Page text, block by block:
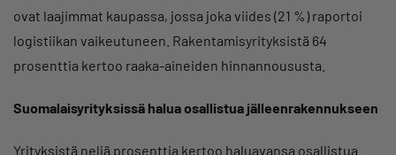
ovat laajimmat kaupassa, jossa joka viides (21 %) raportoi
logistiikan vaikeutuneen. Rakentamisyrityksistä 64
prosenttia kertoo raaka-aineiden hinnannoususta.
Suomalaisyrityksissä halua osallistua jälleenrakennukseen
Yrityksistä neljä prosenttia kertoo haluavansa osallistua